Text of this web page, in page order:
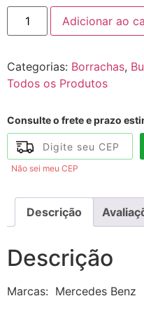
Adicionar ao
Categorias: Borrachas,
Todos os Produtos
Consulte o frete e prazo
Não sei meu CEP
Descrição
Descrição
Marcas: Mercedes Benz